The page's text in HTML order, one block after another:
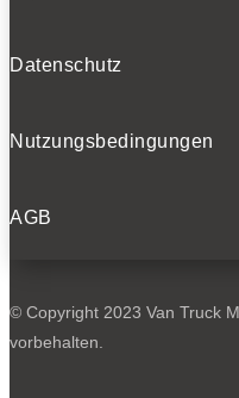
Datenschutz
Nutzungsbedingungen
AGB
© Copyright 2023 Van Truck
vorbehalten.